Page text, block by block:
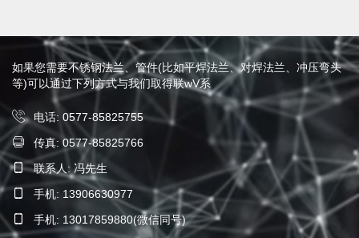
如果您需要不锈钢法兰、管件(比如平焊法兰、对焊法兰、冲压弯头
等)可以通过下列方式与我们取得联wV系
电话: 0577-85825755
传真: 0577-85825766
联系人: 冯先生
手机: 13906630977
手机: 13017859880(微信同号)